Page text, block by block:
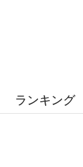
ランキング